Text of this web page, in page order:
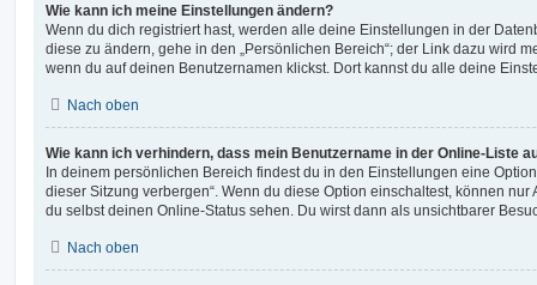
Wie kann ich meine Einstellungen ändern?
Wenn du dich registriert hast, werden alle deine Einstellungen in der
diese zu ändern, gehe in den „Persönlichen Bereich“; der Link dazu wird
wenn du auf deinen Benutzernamen klickst. Dort kannst du alle deine
Nach oben
Wie kann ich verhindern, dass mein Benutzername in der Online-Liste
In deinem persönlichen Bereich findest du in den Einstellungen eine
dieser Sitzung verbergen“. Wenn du diese Option einschaltest, können
du selbst deinen Online-Status sehen. Du wirst dann als unsichtbarer
Nach oben